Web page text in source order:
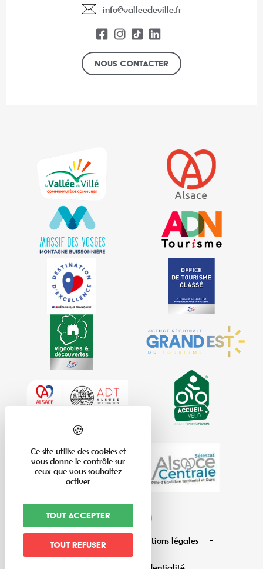
info@valleedeville.fr
Nous contacter
Plan du site Mentions légales
Ce site utilise des cookies et
vous donne le contrôle sur
ceux que vous souhaitez
activer
Tout accepter
Tout refuser